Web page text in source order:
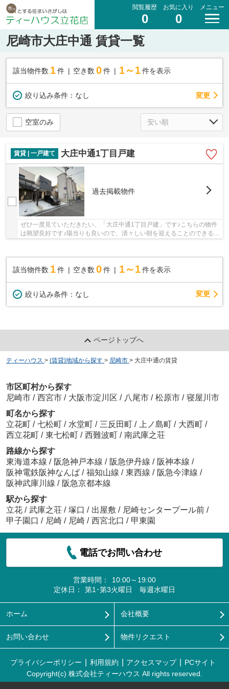
閲覧履歴
0
お気に入り
0
メニュー
尼崎市大庄中通 賃貸一覧
該当物件数 1件 空き数 0 件 1～1 件を表示
絞り込み条件： なし 変更
空室のみ
賃貸 | 一戸建て 大庄中通1丁目戸建
過去掲載物件
ぜひ一度見ていただきたい、「大庄中通1丁目戸建」です♪こちらの物件
は眺望良好です♪陽当りも良いので、清々しい朝を迎えることのできる物
該当物件数 1件 空き数 0 件 1～1 件を表示
絞り込み条件： なし 変更
ページトップへ
ティーハウス > (賃貸)地域から探す > 尼崎市 > 大庄中通の賃貸
市区町村から探す
尼崎市 / 西宮市 / 大阪市淀川区 / 八尾市 / 松原市 / 寝屋川市
町名から探す
立花町 / 七松町 / 水堂町 / 三反田町 / 上ノ島町 / 大西町 /
西立花町 / 東七松町 / 西難波町 / 南武庫之荘
路線から探す
東海道本線 / 阪急神戸本線 / 阪急伊丹線 / 阪神本線 /
阪神電鉄阪神なんば / 福知山線 / 東西線 / 阪急今津線 /
阪神武庫川線 / 阪急京都本線
駅から探す
立花 / 武庫之荘 / 塚口 / 出屋敷 / 尼崎センタープール前 /
甲子園口 / 尼崎 / 尼崎 / 西宮北口 / 甲東園
電話でお問い合わせ
営業時間：
10:00～19:00
定休日：
第1･第3火曜日 毎週水曜日
ホーム 会社概要
お問い合わせ 物件リクエスト
プライバシーポリシー 利用規約 アクセスマップ
PCサイト
Copyright(c) 株式会社ティーハウス All rights reserved.